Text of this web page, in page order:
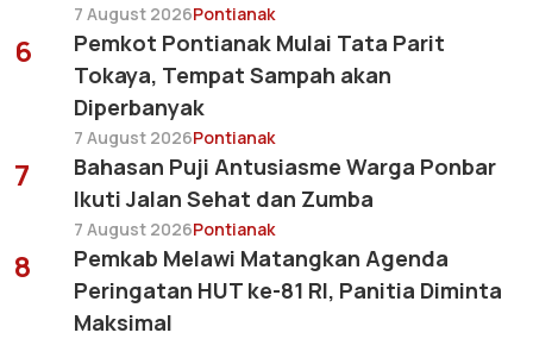
7 August 2026Pontianak
6
Pemkot Pontianak Mulai Tata Parit
Tokaya, Tempat Sampah akan
Diperbanyak
7 August 2026Pontianak
7
Bahasan Puji Antusiasme Warga Ponbar
Ikuti Jalan Sehat dan Zumba
7 August 2026Pontianak
8
Pemkab Melawi Matangkan Agenda
Peringatan HUT ke-81 RI, Panitia Diminta
Maksimal